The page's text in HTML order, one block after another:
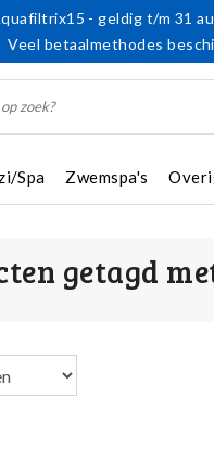
- geldig t/m 31
Veel betaalmethodes
Spa Zwemspa's
getagd